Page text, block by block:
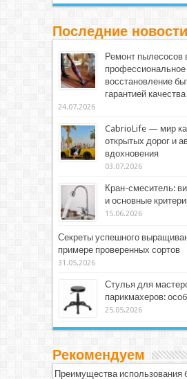
Последние новости
Ремонт пылесосов
профессиональное
восстановление
гарантией качества
24.07.2026
CabrioLife — мир
открытых дорог и
вдохновения
03.07.2026
Кран-смеситель:
и основные
15.06.2026
Секреты успешного
примере проверенных сортов
31.05.2026
Стулья для
парикмахеров:
25.05.2026
Рекомендуем
Преимущества использования